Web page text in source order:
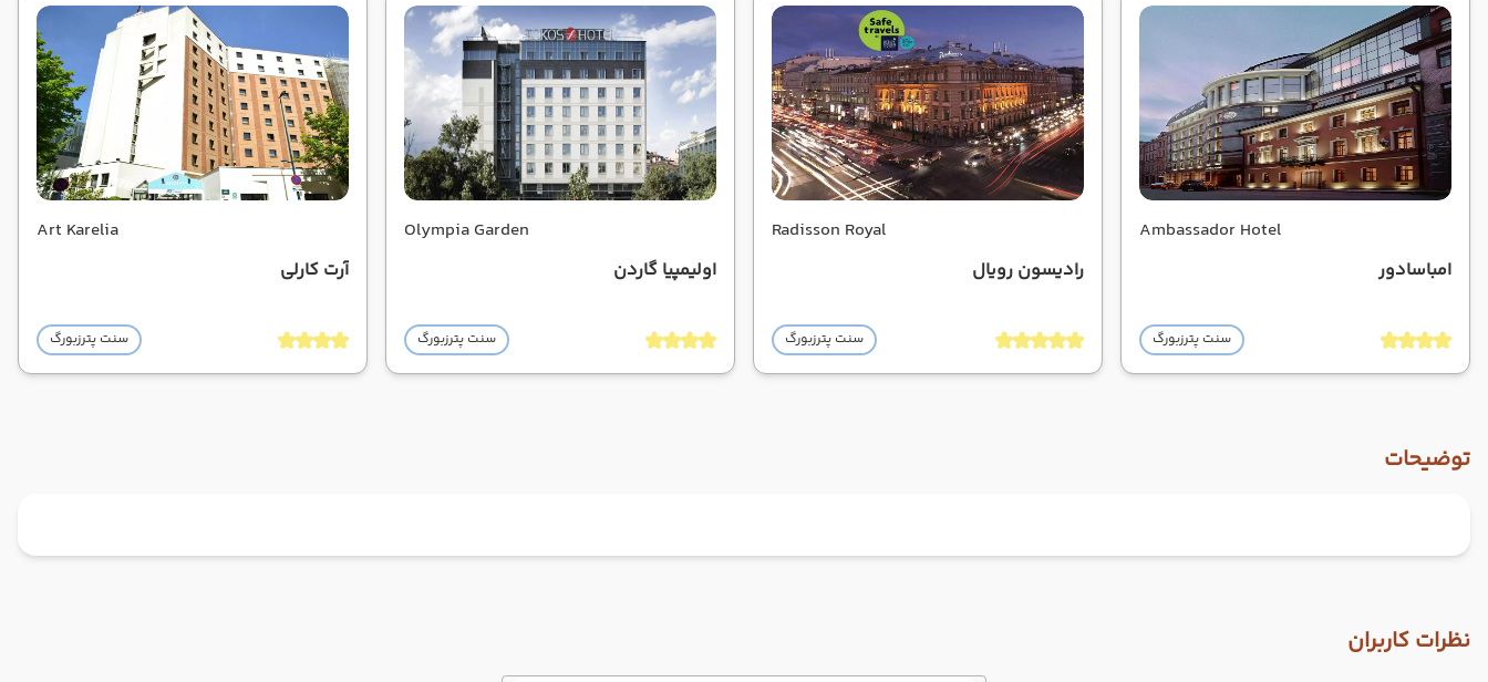
Ambassador Hotel
امباسادور
سنت پترزبورگ
Radisson Royal
رادیسون رویال
سنت پترزبورگ
Olympia Garden
اولیمپیا گاردن
سنت پترزبورگ
Art Karelia
آرت کارلی
سنت پترزبورگ
توضیحات
نظرات کاربران